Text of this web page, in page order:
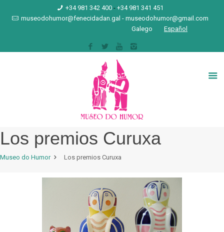
+34 981 342 400 -+34 981 341 451
museodohumor@fenecidadan.gal - museodohumor@gmail.com
Galego
Español
Los premios Curuxa
Museo do Humor Los premios Curuxa